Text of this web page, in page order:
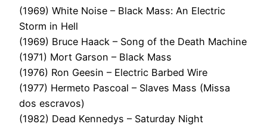
(1969) White Noise – Black Mass: An Electric
Storm in Hell
(1969) Bruce Haack – Song of the Death Machine
(1971) Mort Garson – Black Mass
(1976) Ron Geesin – Electric Barbed Wire
(1977) Hermeto Pascoal – Slaves Mass (Missa
dos escravos)
(1982) Dead Kennedys – Saturday Night